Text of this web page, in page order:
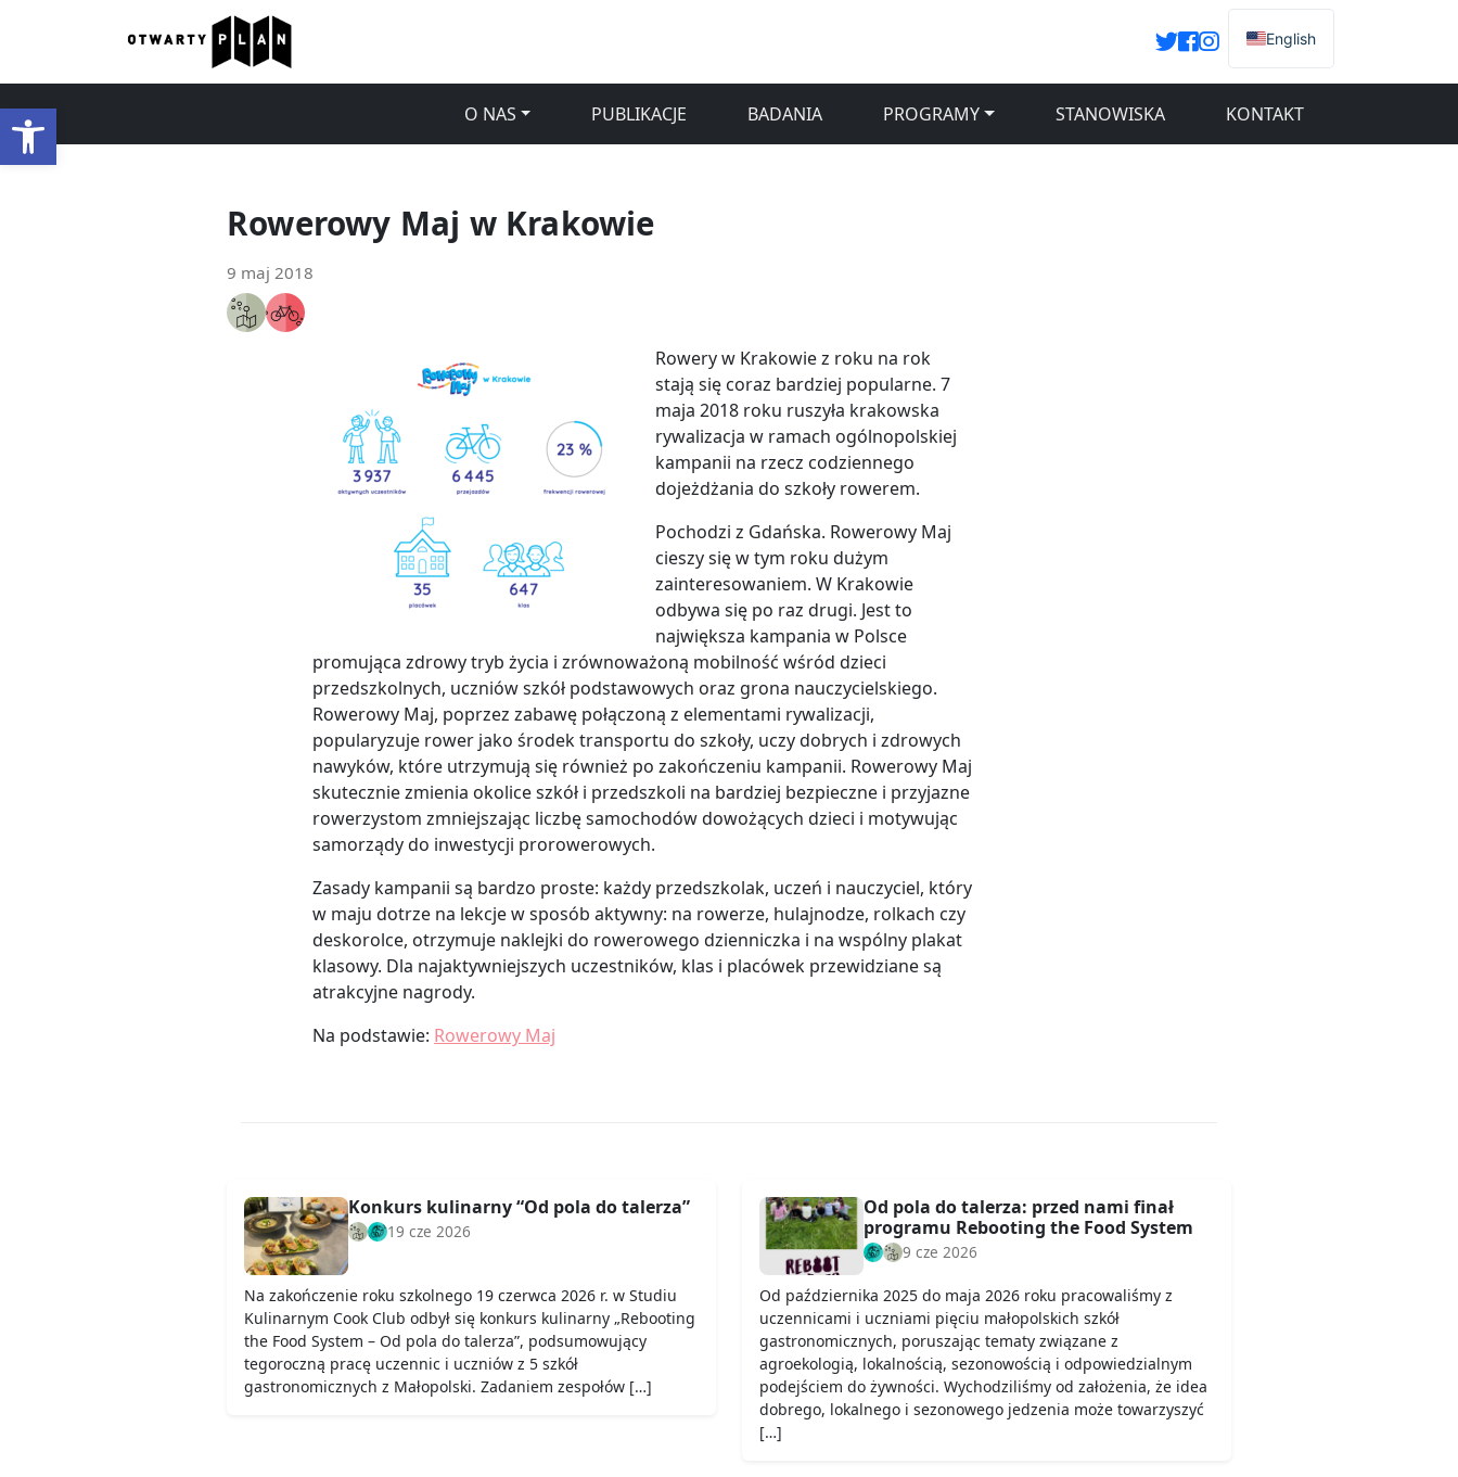
Otwórz pasek narzędzi
English
O NAS PUBLIKACJE BADANIA PROGRAMY STANOWISKA KONTAKT
Rowerowy Maj w Krakowie
9 maj 2018
Rowery w Krakowie z roku na rok
stają się coraz bardziej popularne. 7
maja 2018 roku ruszyła krakowska
rywalizacja w ramach ogólnopolskiej
kampanii na rzecz codziennego
dojeżdżania do szkoły rowerem.
Pochodzi z Gdańska. Rowerowy Maj
cieszy się w tym roku dużym
zainteresowaniem. W Krakowie
odbywa się po raz drugi. Jest to
największa kampania w Polsce
promująca zdrowy tryb życia i zrównoważoną mobilność wśród dzieci
przedszkolnych, uczniów szkół podstawowych oraz grona nauczycielskiego.
Rowerowy Maj, poprzez zabawę połączoną z elementami rywalizacji,
popularyzuje rower jako środek transportu do szkoły, uczy dobrych i zdrowych
nawyków, które utrzymują się również po zakończeniu kampanii. Rowerowy Maj
skutecznie zmienia okolice szkół i przedszkoli na bardziej bezpieczne i przyjazne
rowerzystom zmniejszając liczbę samochodów dowożących dzieci i motywując
samorządy do inwestycji prorowerowych.
Zasady kampanii są bardzo proste: każdy przedszkolak, uczeń i nauczyciel, który
w maju dotrze na lekcje w sposób aktywny: na rowerze, hulajnodze, rolkach czy
deskorolce, otrzymuje naklejki do rowerowego dzienniczka i na wspólny plakat
klasowy. Dla najaktywniejszych uczestników, klas i placówek przewidziane są
atrakcyjne nagrody.
Na podstawie: Rowerowy Maj
Konkurs kulinarny “Od pola do talerza”
19 cze 2026
Na zakończenie roku szkolnego 19 czerwca 2026 r. w Studiu
Kulinarnym Cook Club odbył się konkurs kulinarny „Rebooting
the Food System – Od pola do talerza”, podsumowujący
tegoroczną pracę uczennic i uczniów z 5 szkół
gastronomicznych z Małopolski. Zadaniem zespołów […]
Od pola do talerza: przed nami finał
programu Rebooting the Food System
9 cze 2026
Od października 2025 do maja 2026 roku pracowaliśmy z
uczennicami i uczniami pięciu małopolskich szkół
gastronomicznych, poruszając tematy związane z
agroekologią, lokalnością, sezonowością i odpowiedzialnym
podejściem do żywności. Wychodziliśmy od założenia, że idea
dobrego, lokalnego i sezonowego jedzenia może towarzyszyć
[…]